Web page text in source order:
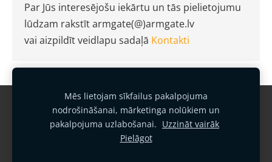
Par Jūs interesējošu iekārtu un tās pielietojumu
lūdzam rakstīt armgate(@)armgate.lv
vai aizpildīt veidlapu sadaļā Kontakti
Garantijas noteikumi
Kontakti
Sīkfailu politika
Privātuma politika
Mēs lietojam sīkfailus pakalpojuma
nodrošināšanai, mārketinga nolūkiem un
pakalpojuma uzlabošanai. Uzzināt vairāk
Pielāgot